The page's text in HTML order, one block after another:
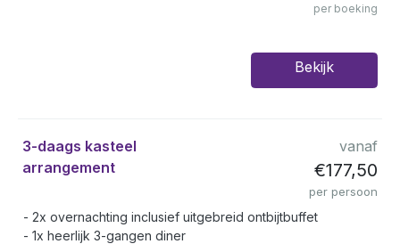
per boeking
Bekijk
3-daags kasteel
arrangement
vanaf
€177,50
per persoon
2x overnachting inclusief uitgebreid ontbijtbuffet
1x heerlijk 3-gangen diner